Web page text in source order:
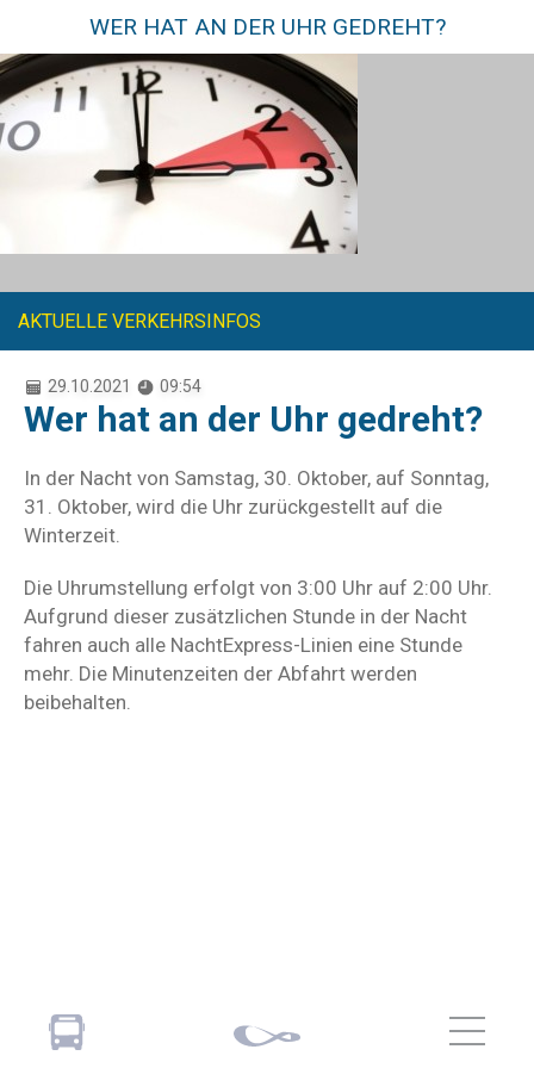
WER HAT AN DER UHR GEDREHT?
AKTUELLE VERKEHRSINFOS
29.10.2021 09:54
Wer hat an der Uhr gedreht?
In der Nacht von Samstag, 30. Oktober, auf Sonntag,
31. Oktober, wird die Uhr zurückgestellt auf die
Winterzeit.
Die Uhrumstellung erfolgt von 3:00 Uhr auf 2:00 Uhr.
Aufgrund dieser zusätzlichen Stunde in der Nacht
fahren auch alle NachtExpress-Linien eine Stunde
mehr. Die Minutenzeiten der Abfahrt werden
beibehalten.